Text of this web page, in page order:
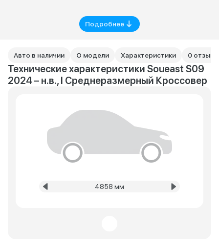
Подробнее
Авто в наличии О модели Характеристики 0
Технические характеристики Soueast S09
2024 – н.в., I Среднеразмерный Кроссовер
4858 мм